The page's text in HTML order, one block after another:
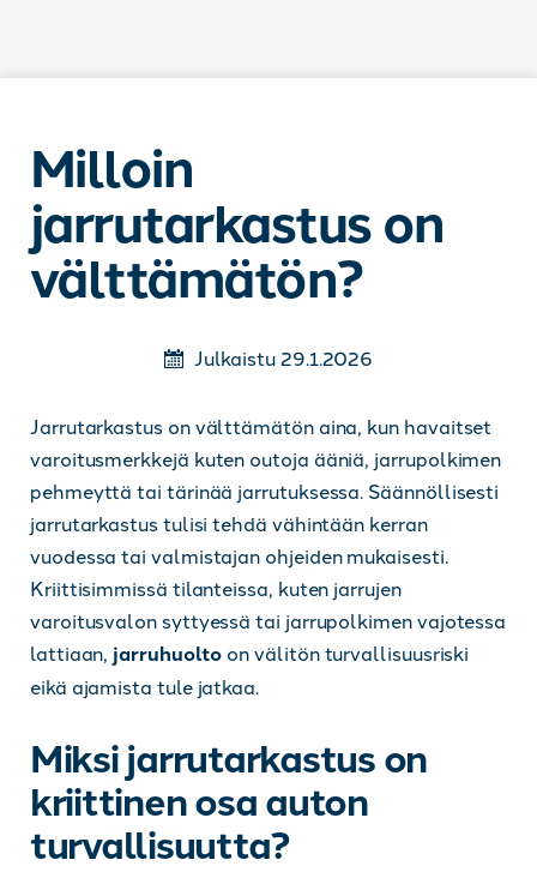
Milloin
jarrutarkastus on
välttämätön?
Julkaistu 29.1.2026
Jarrutarkastus on välttämätön aina, kun havaitset
varoitusmerkkejä kuten outoja ääniä, jarrupolkimen
pehmeyttä tai tärinää jarrutuksessa. Säännöllisesti
jarrutarkastus tulisi tehdä vähintään kerran
vuodessa tai valmistajan ohjeiden mukaisesti.
Kriittisimmissä tilanteissa, kuten jarrujen
varoitusvalon syttyessä tai jarrupolkimen vajotessa
lattiaan, jarruhuolto on välitön turvallisuusriski
eikä ajamista tule jatkaa.
Miksi jarrutarkastus on
kriittinen osa auton
turvallisuutta?